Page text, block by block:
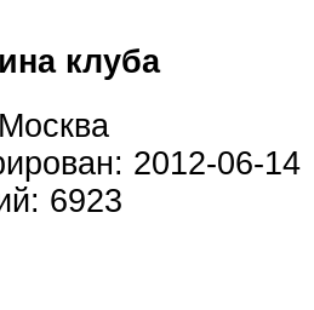
клуба
2012-06-14
6923